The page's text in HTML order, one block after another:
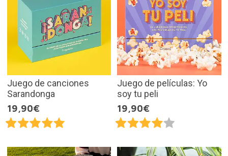
Juego de canciones
Sarandonga
19,90€
Juego de películas: Yo
soy tu peli
19,90€